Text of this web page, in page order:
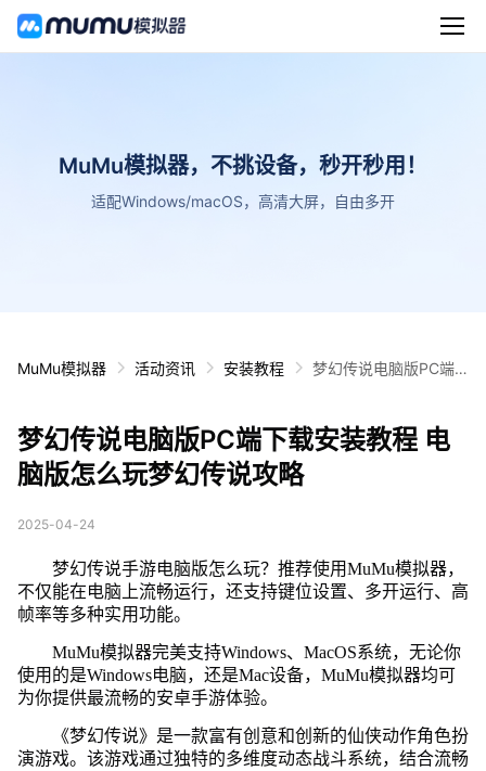
MuMu模拟器，不挑设备，秒开秒用！
适配Windows/macOS，高清大屏，自由多开
MuMu模拟器 活动资讯 安装教程
梦幻传说电脑版PC端
梦幻传说电脑版PC端下载安装教程 电
脑版怎么玩梦幻传说攻略
2025-04-24
梦幻传说手游电脑版怎么玩？推荐使用MuMu模拟器，
不仅能在电脑上流畅运行，还支持键位设置、多开运行、高
帧率等多种实用功能。
MuMu模拟器完美支持Windows、MacOS系统，无论你
使用的是Windows电脑，还是Mac设备，MuMu模拟器均可
为你提供最流畅的安卓手游体验。
《梦幻传说》是一款富有创意和创新的仙侠动作角色扮
演游戏。该游戏通过独特的多维度动态战斗系统，结合流畅